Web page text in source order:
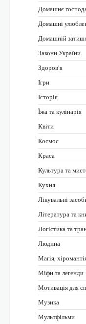
Домашнє
Домашні
Домашній
Закони України
Здоров'я
Ігри
Історія
Їжа та кулінарія
Квіти
Космос
Краса
Культура та
Кухня
Лікувальні
Література та
Логістика та
Людина
Магія,
Міфи та легенди
Мотивація для
Музика
Мультфільми